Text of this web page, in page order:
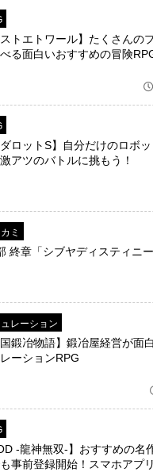
ストエトワール】たくさんの
る面白いおすすめの冒険
ダロットS】自分だけのロボ
アツのバトルに挑もう！
ミ
終章「シブヤディスティニー
レーション
国鍛冶物語】鍛冶屋経営が面
ーションRPG
-龍神無双-】おすすめの名
事前登録開始！スマホアプ